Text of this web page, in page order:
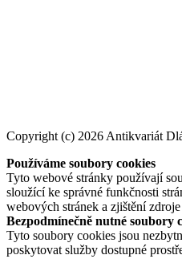
Copyright (c) 2026 Antikvariát
Používáme soubory cookies
Tyto webové stránky používají
sloužící ke správné funkčnosti
webových stránek a zjištění
Bezpodmínečně nutné soubory
Tyto soubory cookies jsou
poskytovat služby dostupné